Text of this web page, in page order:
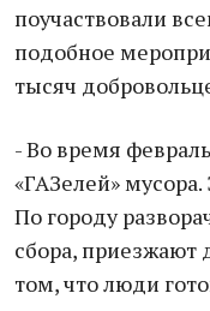
поучаствовали
подобное
тысяч
- Во время
«ГАЗелей» мусора.
По городу
сбора, приезжают
том, что люди